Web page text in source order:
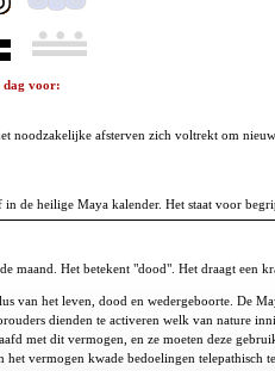
dag voor:
noodzakelijke afsterven zich voltrekt om
de heilige Maya kalender. Het staat voor
maand. Het betekent "dood". Het draagt een
van het leven, dood en wedergeboorte. De
dienden te activeren welk van nature
met dit vermogen, en ze moeten deze
het vermogen kwade bedoelingen telepathisch